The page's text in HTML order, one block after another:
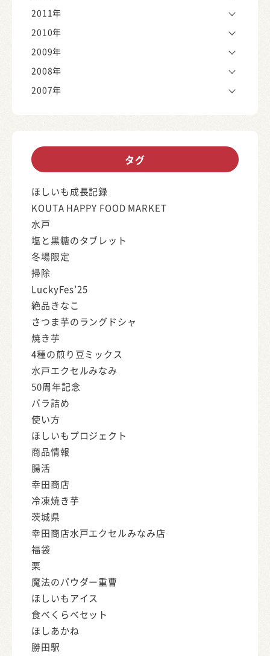
2011年
2010年
2009年
2008年
2007年
タグ
ほしいも成長記録
KOUTA HAPPY FOOD MARKET
水戸
塩と黒糖のタブレット
冬場限定
掃除
LuckyFes’25
絶品きなこ
さつま芋のラングドシャ
焼き芋
4種の煎り豆ミックス
水戸エクセルみなみ
50周年記念
バラ詰め
使い方
ほしいもプロジェクト
商品情報
腸活
幸田商店
冷凍焼き芋
茨城県
幸田商店水戸エクセルみなみ店
福袋
栗
魔法のパウダー重曹
ほしいもアイス
食べくらべセット
ほしあかね
勝田駅